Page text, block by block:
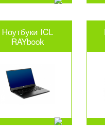
Ноутбуки ICL
RAYbook